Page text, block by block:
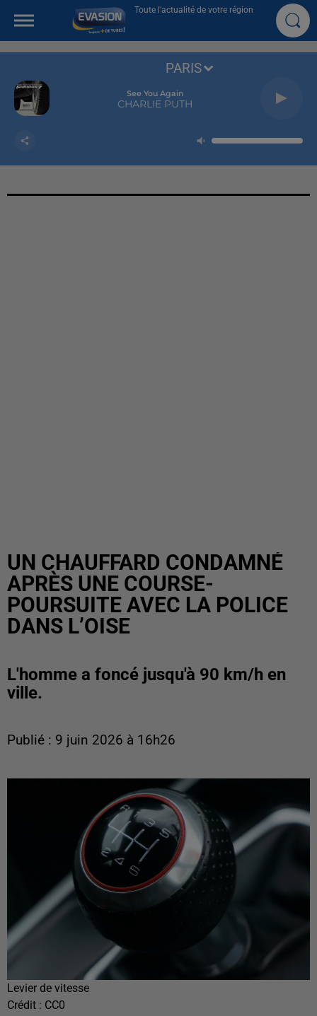
Toute l'actualité de votre région
See You Again
CHARLIE PUTH
PARIS
UN CHAUFFARD CONDAMNÉ
APRÈS UNE COURSE-
POURSUITE AVEC LA POLICE
DANS L’OISE
L'homme a foncé jusqu'à 90 km/h en
ville.
Publié : 9 juin 2026 à 16h26
Levier de vitesse
Crédit : CC0